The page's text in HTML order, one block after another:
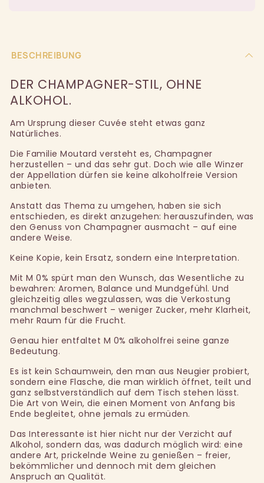
BESCHREIBUNG
DER CHAMPAGNER-STIL, OHNE
ALKOHOL.
Am Ursprung dieser Cuvée steht etwas ganz
Natürliches.
Die Familie Moutard versteht es, Champagner
herzustellen – und das sehr gut. Doch wie alle Winzer
der Appellation dürfen sie keine alkoholfreie Version
anbieten.
Anstatt das Thema zu umgehen, haben sie sich
entschieden, es direkt anzugehen: herauszufinden, was
den Genuss von Champagner ausmacht – auf eine
andere Weise.
Keine Kopie, kein Ersatz, sondern eine Interpretation.
Mit M 0% spürt man den Wunsch, das Wesentliche zu
bewahren: Aromen, Balance und Mundgefühl. Und
gleichzeitig alles wegzulassen, was die Verkostung
manchmal beschwert – weniger Zucker, mehr Klarheit,
mehr Raum für die Frucht.
Genau hier entfaltet M 0% alkoholfrei seine ganze
Bedeutung.
Es ist kein Schaumwein, den man aus Neugier probiert,
sondern eine Flasche, die man wirklich öffnet, teilt und
ganz selbstverständlich auf dem Tisch stehen lässt.
Die Art von Wein, die einen Moment von Anfang bis
Ende begleitet, ohne jemals zu ermüden.
Das Interessante ist hier nicht nur der Verzicht auf
Alkohol, sondern das, was dadurch möglich wird: eine
andere Art, prickelnde Weine zu genießen – freier,
bekömmlicher und dennoch mit dem gleichen
Anspruch an Qualität.